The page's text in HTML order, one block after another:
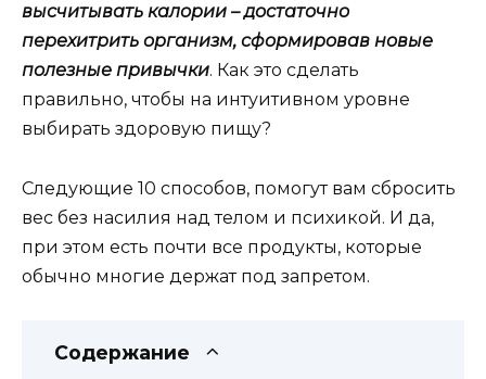
высчитывать калории – достаточно
перехитрить организм, сформировав новые
полезные привычки. Как это сделать
правильно, чтобы на интуитивном уровне
выбирать здоровую пищу?
Следующие 10 способов, помогут вам сбросить
вес без насилия над телом и психикой. И да,
при этом есть почти все продукты, которые
обычно многие держат под запретом.
Содержание